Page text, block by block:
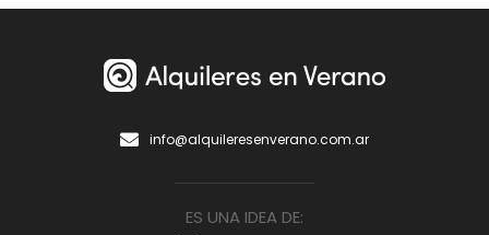
info@alquileresenverano.com.ar
ES UNA IDEA DE: